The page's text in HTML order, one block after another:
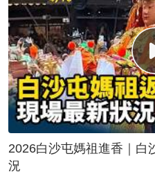
2026白沙屯媽祖進香｜
況